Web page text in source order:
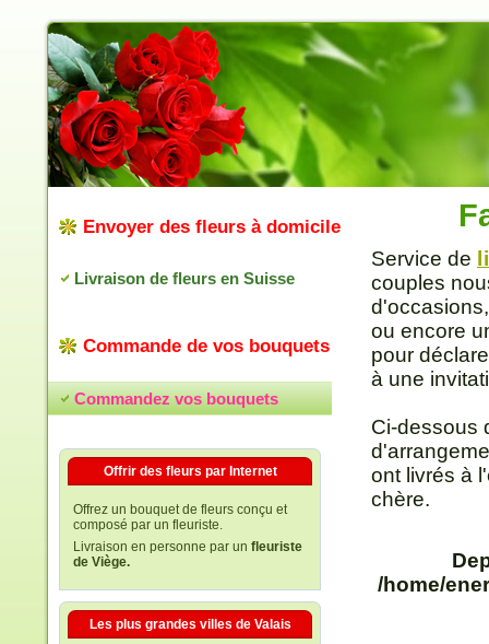
Envoyer des fleurs à domicile
Livraison de fleurs en Suisse
Commande de vos bouquets
Commandez vos bouquets
Offrir des fleurs par Internet
Offrez un bouquet de fleurs conçu et
composé par un fleuriste.
Livraison en personne par un fleuriste
de Viège.
Les plus grandes villes de Valais
Service de
couples
ou encore
pour
à une
Ci-dessous
ont livrés à
chère.
/home/